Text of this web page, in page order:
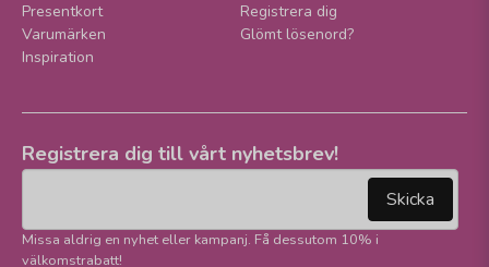
Presentkort
Varumärken
Inspiration
Registrera dig
Glömt lösenord?
Registrera dig till vårt nyhetsbrev!
Skicka
Missa aldrig en nyhet eller kampanj. Få dessutom 10% i
välkomstrabatt!